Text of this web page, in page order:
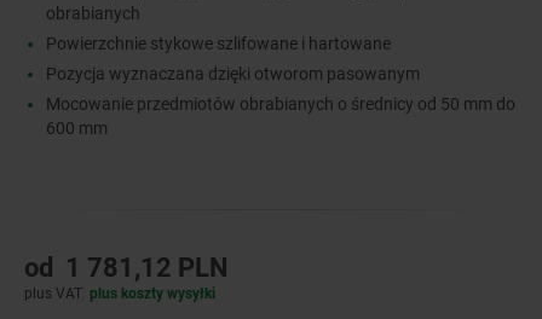
obrabianych
Powierzchnie stykowe szlifowane i hartowane
Pozycja wyznaczana dzięki otworom pasowanym
Mocowanie przedmiotów obrabianych o średnicy od 50 mm do
600 mm
od 1 781,12 PLN
plus VAT plus koszty wysyłki